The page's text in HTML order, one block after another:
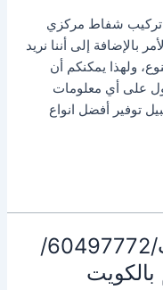
تركيب شفاط مركزي
بالإضافة إلى أننا نريد
‏ولهذا يمكنكم أن
على أي معلومات
توفير أفضل انواع
شفاطات مطاعم بالكويت/60497772/